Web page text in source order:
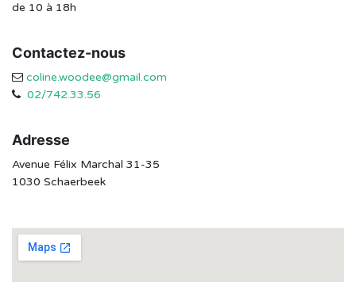
de 10 à 18h
Contactez-nous
coline.woodee@gmail.com
02/742.33.56
Adresse
Avenue Félix Marchal 31-35
1030 Schaerbeek